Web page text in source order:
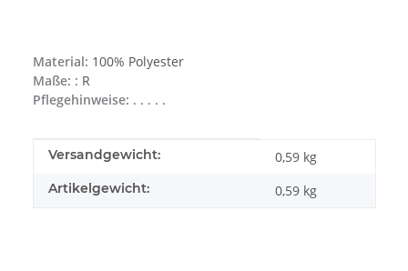
Material: 100% Polyester
Maße: : R
Pflegehinweise: . . . . .
Produkteigenschaft
Wert
Versandgewicht: 0,59 kg
Artikelgewicht: 0,59 kg